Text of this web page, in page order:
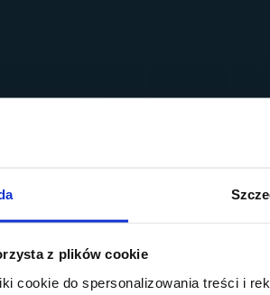
z plików cookie
cookie do spersonalizowania treści i